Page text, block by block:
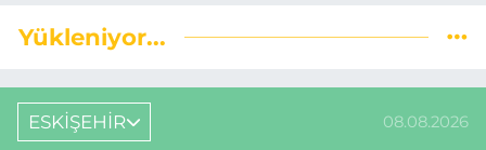
Yükleniyor...
ESKİŞEHİR 08.08.2026